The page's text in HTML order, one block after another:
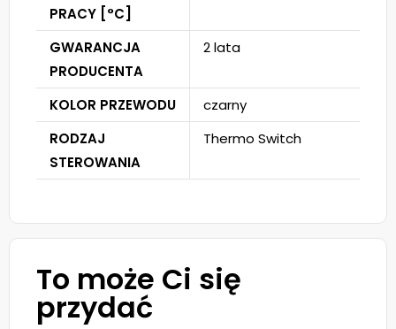
PRACY [°C]
GWARANCJA
PRODUCENTA
2 lata
KOLOR PRZEWODU
czarny
RODZAJ
STEROWANIA
Thermo Switch
To może Ci się
przydać